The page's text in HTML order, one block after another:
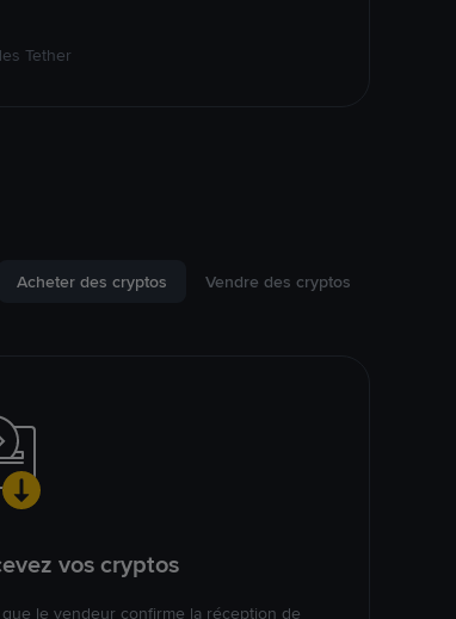
Tether
Acheter des cryptos Vendre des cryptos
vos cryptos
le vendeur confirme la réception de